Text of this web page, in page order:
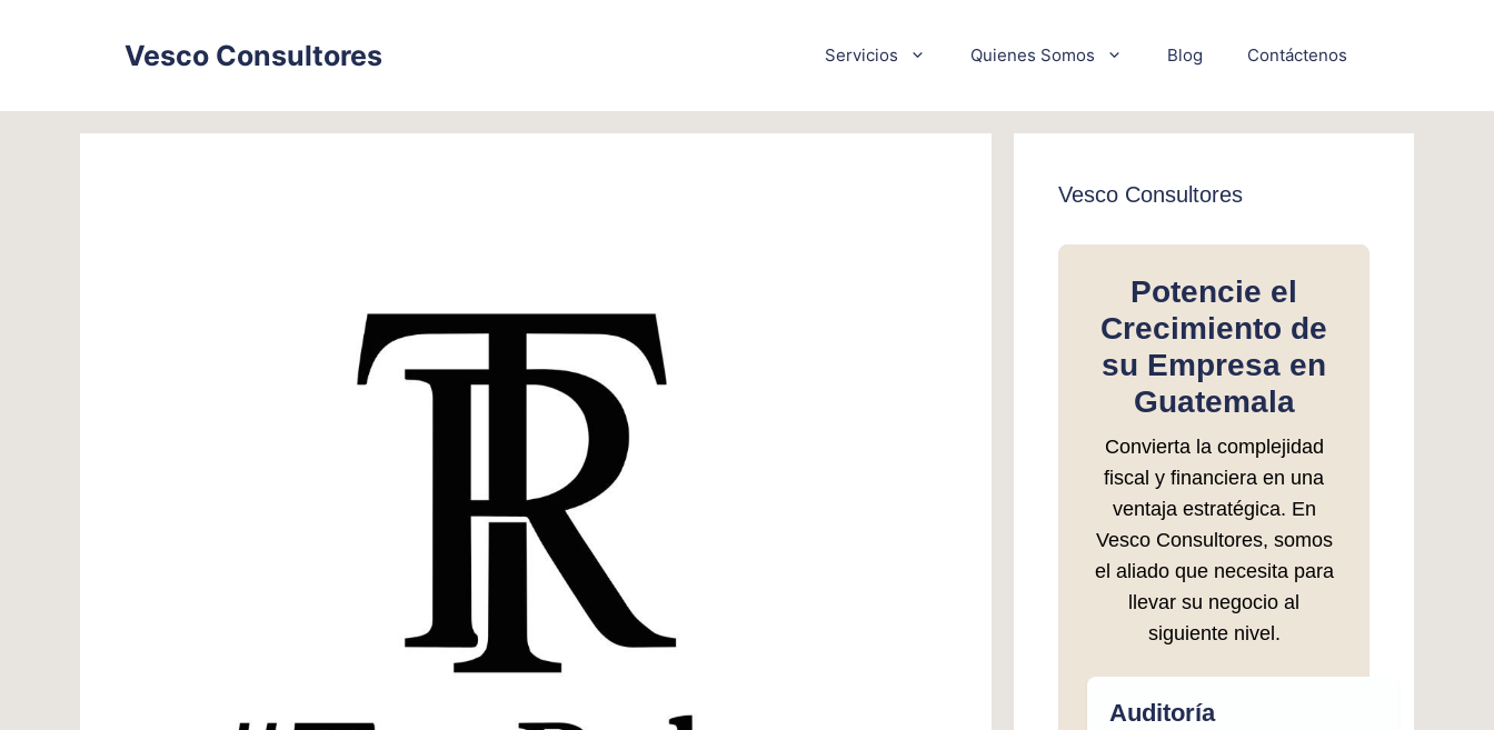
Vesco Consultores Servicios Quienes Somos Blog Contáctenos
Vesco Consultores
Potencie el
Crecimiento de
su Empresa en
Guatemala
Convierta la complejidad
fiscal y financiera en una
ventaja estratégica. En
Vesco Consultores, somos
el aliado que necesita para
llevar su negocio al
siguiente nivel.
Auditoría